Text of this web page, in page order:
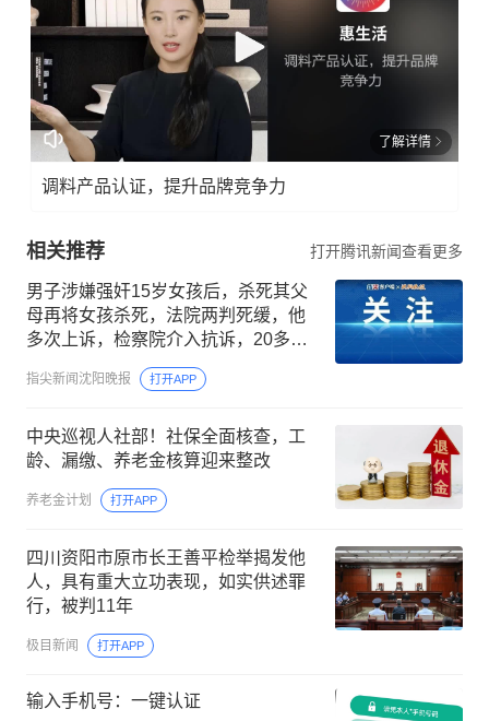
了解详情
调料产品认证，提升品牌竞争力
相关推荐 打开腾讯新闻查看更多
男子涉嫌强奸15岁女孩后，杀死其父
母再将女孩杀死，法院两判死缓，他
多次上诉，检察院介入抗诉，20多年
后按“疑罪从无”原则被宣告无罪
指尖新闻沈阳晚报 打开APP
中央巡视人社部！社保全面核查，工
龄、漏缴、养老金核算迎来整改
养老金计划 打开APP
四川资阳市原市长王善平检举揭发他
人，具有重大立功表现，如实供述罪
行，被判11年
极目新闻 打开APP
输入手机号：一键认证